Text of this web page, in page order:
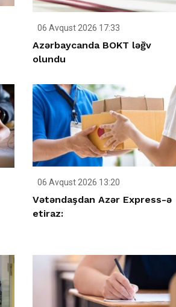
06 Avqust 2026 17:33
Azərbaycanda BOKT ləğv
olundu
06 Avqust 2026 13:20
Vətəndaşdan Azər Express-ə
etiraz: